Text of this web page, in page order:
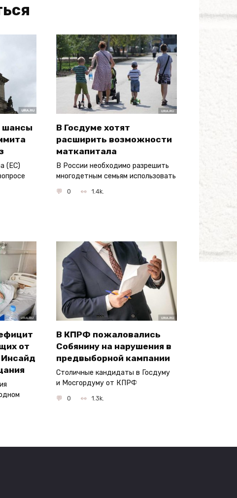
шансы
(ЕС)
В Госдуме хотят
расширить возможности
маткапитала
В России необходимо разрешить
многодетным семьям использовать
0 1.4k.
от
Инсайд
В КПРФ пожаловались
Собянину на нарушения в
предвыборной кампании
Столичные кандидаты в Госдуму
и Мосгордуму от КПРФ
0 1.3k.